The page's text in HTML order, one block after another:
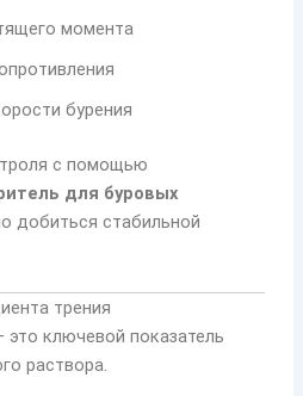
момента
бурения
с помощью
для буровых
добиться стабильной
трения
ключевой показатель
раствора.